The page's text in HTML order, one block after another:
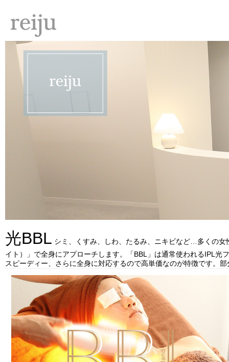
光BBL シミ、くすみ、しわ、たるみ、ニキビなど…多くの
イト）」で全身にアプローチします。「BBL」は通常使われるIPL
スピーディー、さらに全身に対応するので高単価なのが特徴です。